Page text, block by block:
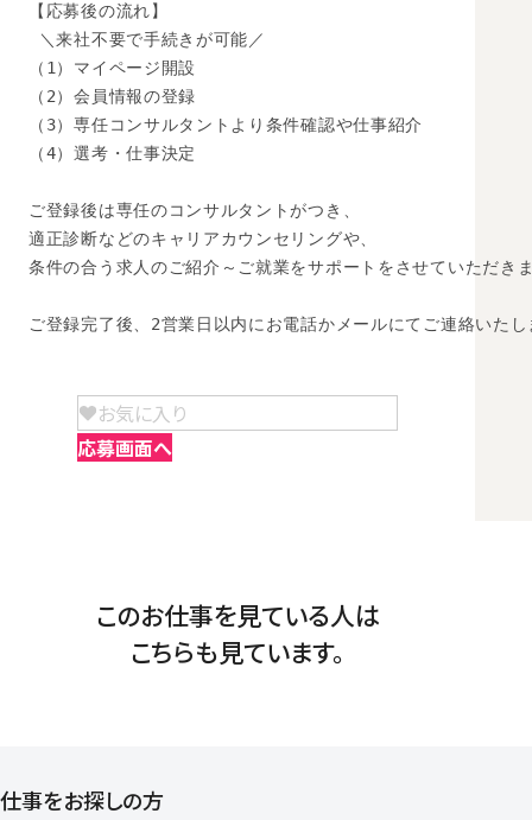
【応募後の流れ】
＼来社不要で手続きが可能／
（1）マイページ開設
（2）会員情報の登録
（3）専任コンサルタントより条件確認や仕事紹介
（4）選考・仕事決定
ご登録後は専任のコンサルタントがつき、
適正診断などのキャリアカウンセリングや、
条件の合う求人のご紹介～ご就業をサポートをさせていただき
ご登録完了後、2営業日以内にお電話かメールにてご連絡いたし
お気に入り
応募画面へ
このお仕事を見ている人は
こちらも見ています。
仕事をお探しの方